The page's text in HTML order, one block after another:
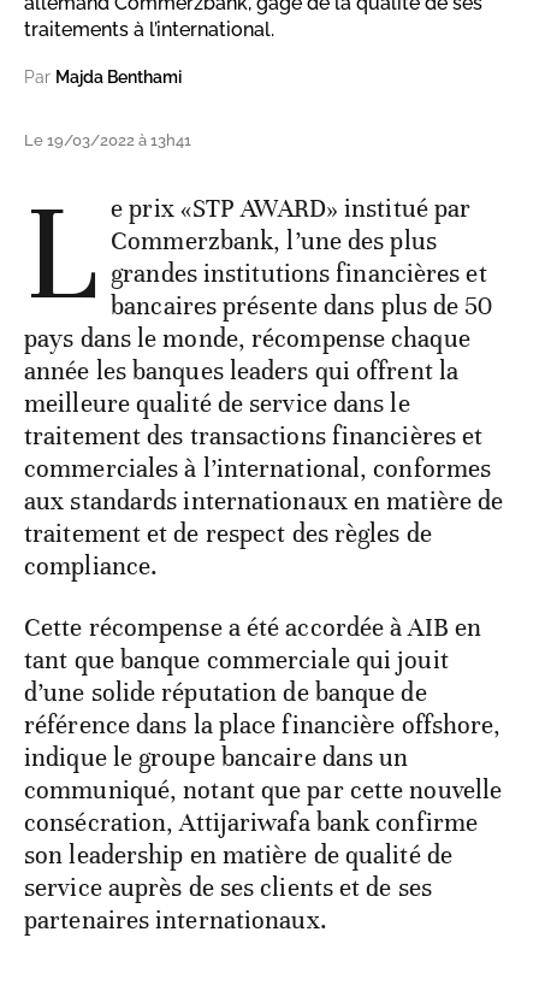
traitements à l’international.
Par Majda Benthami
Le 19/03/2022 à 13h41
L e prix «STP AWARD» institué par
Commerzbank, l’une des plus
grandes institutions financières et
bancaires présente dans plus de 50
pays dans le monde, récompense chaque
année les banques leaders qui offrent la
meilleure qualité de service dans le
traitement des transactions financières et
commerciales à l’international, conformes
aux standards internationaux en matière de
traitement et de respect des règles de
compliance.
Cette récompense a été accordée à AIB en
tant que banque commerciale qui jouit
d’une solide réputation de banque de
référence dans la place financière offshore,
indique le groupe bancaire dans un
communiqué, notant que par cette nouvelle
consécration, Attijariwafa bank confirme
son leadership en matière de qualité de
service auprès de ses clients et de ses
partenaires internationaux.